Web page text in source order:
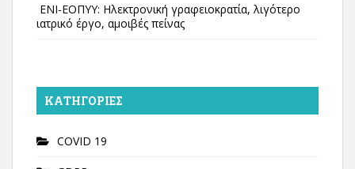
ΕΝΙ-ΕΟΠΥΥ: Ηλεκτρονική γραφειοκρατία, λιγότερο
ιατρικό έργο, αμοιβές πείνας
KΑΤΗΓΟΡΊΕΣ
COVID 19